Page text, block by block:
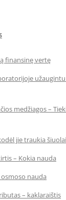
finansinę vertę
medžiagos –
jie traukia
– Kokia nauda
nauda
– kaklaraištis